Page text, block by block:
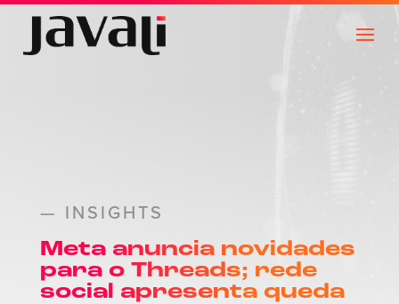
— INSIGHTS
Meta anuncia novidades
para o Threads; rede
social apresenta queda